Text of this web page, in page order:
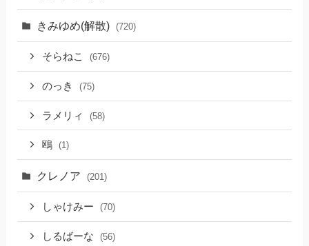
きみゆめ(解散) (720)
そらねこ (676)
のっき (75)
ラメリィ (58)
鴎 (1)
クレノア (201)
しゃけみー (70)
しるばーな (56)